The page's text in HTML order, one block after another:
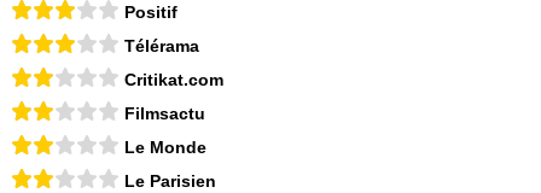
Positif
Télérama
Critikat.com
Filmsactu
Le Monde
Le Parisien